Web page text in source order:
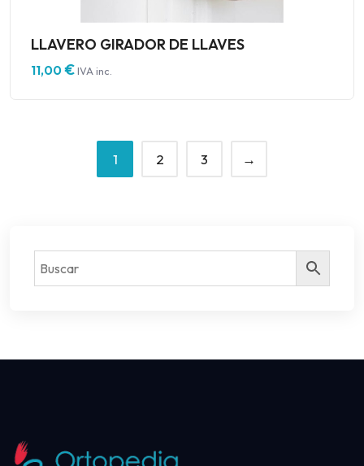
LLAVERO GIRADOR DE LLAVES
11,00€IVA inc.
1 2 3 →